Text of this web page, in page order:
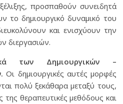
προσπαθούν συνειδητά
το δημιουργικό δυναμικό του
και ενισχύουν την
διεργασιών.
των Δημιουργικών –
Οι δημιουργικές αυτές μορφές
πολύ ξεκάθαρα μεταξύ τους,
της θεραπευτικές μεθόδους και